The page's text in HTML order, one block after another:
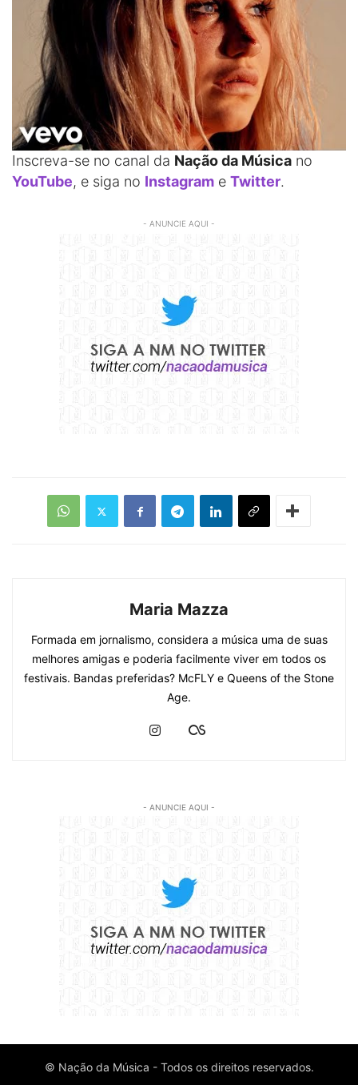
Inscreva-se no canal da Nação da Música no
YouTube, e siga no Instagram e Twitter.
- ANUNCIE AQUI -
Maria Mazza
Formada em jornalismo, considera a música uma de suas
melhores amigas e poderia facilmente viver em todos os
festivais. Bandas preferidas? McFLY e Queens of the Stone
Age.
- ANUNCIE AQUI -
© Nação da Música - Todos os direitos reservados.